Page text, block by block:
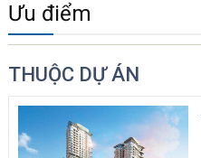
Ưu điểm
THUỘC DỰ ÁN